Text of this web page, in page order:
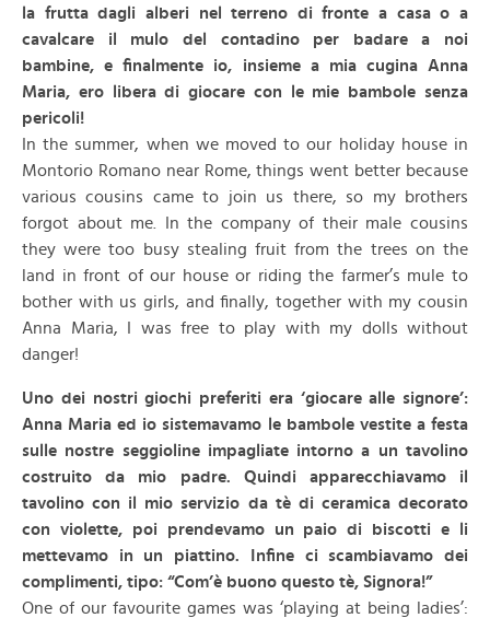
la frutta dagli alberi nel terreno di fronte a casa o a
cavalcare il mulo del contadino per badare a noi
bambine, e finalmente io, insieme a mia cugina Anna
Maria, ero libera di giocare con le mie bambole senza
pericoli!
In the summer, when we moved to our holiday house in
Montorio Romano near Rome, things went better because
various cousins came to join us there, so my brothers
forgot about me. In the company of their male cousins
they were too busy stealing fruit from the trees on the
land in front of our house or riding the farmer’s mule to
bother with us girls, and finally, together with my cousin
Anna Maria, I was free to play with my dolls without
danger!
Uno dei nostri giochi preferiti era ‘giocare alle signore’:
Anna Maria ed io sistemavamo le bambole vestite a festa
sulle nostre seggioline impagliate intorno a un tavolino
costruito da mio padre. Quindi apparecchiavamo il
tavolino con il mio servizio da tè di ceramica decorato
con violette, poi prendevamo un paio di biscotti e li
mettevamo in un piattino. Infine ci scambiavamo dei
complimenti, tipo: “Com’è buono questo tè, Signora!”
One of our favourite games was ‘playing at being ladies’: